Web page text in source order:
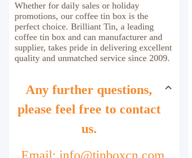
Whether for daily sales or holiday
promotions, our coffee tin box is the
perfect choice. Brilliant Tin, a leading
coffee tin box and can manufacturer and
supplier, takes pride in delivering excellent
quality and unmatched service since 2009.
Any further questions,
please feel free to contact
us.